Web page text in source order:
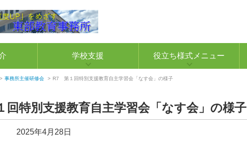
学校支援 役立ち様式メニュー
> 事務所主催研修会 > R7 第１回特別支援教育自主学習会「なす会」の様子
特別支援教育自主学習会「なす会」の様子
2025年4月28日